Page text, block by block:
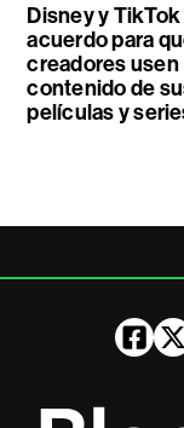
Disney y
acuerdo para
creadores usen
contenido de
películas y